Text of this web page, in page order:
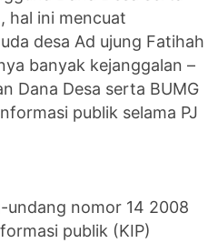
hal ini mencuat
desa Ad ujung Fatihah
banyak kejanggalan –
Dana Desa serta BUMG
publik selama PJ
undang nomor 14 2008
publik (KIP)